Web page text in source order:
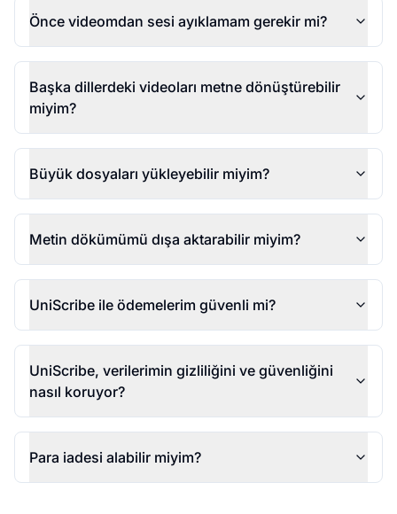
Önce videomdan sesi ayıklamam gerekir mi?
Başka dillerdeki videoları metne dönüştürebilir
miyim?
Büyük dosyaları yükleyebilir miyim?
Metin dökümümü dışa aktarabilir miyim?
UniScribe ile ödemelerim güvenli mi?
UniScribe, verilerimin gizliliğini ve güvenliğini
nasıl koruyor?
Para iadesi alabilir miyim?